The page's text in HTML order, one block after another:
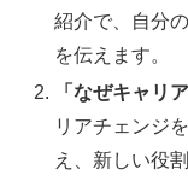
紹介で、自分
を伝えます。
「なぜキャリ
リアチェンジ
え、新しい役